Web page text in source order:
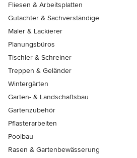
Fliesen & Arbeitsplatten
Gutachter & Sachverständige
Maler & Lackierer
Planungsbüros
Tischler & Schreiner
Treppen & Geländer
Wintergärten
Garten- & Landschaftsbau
Gartenzubehör
Pflasterarbeiten
Poolbau
Rasen & Gartenbewässerung